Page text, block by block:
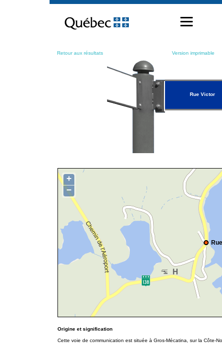
contenu
Retour aux résultats Version imprimable
Rue Victor
+
−
Origine et signification
Cette voie de communication est située à Gros-Mécatina, sur la Côte-